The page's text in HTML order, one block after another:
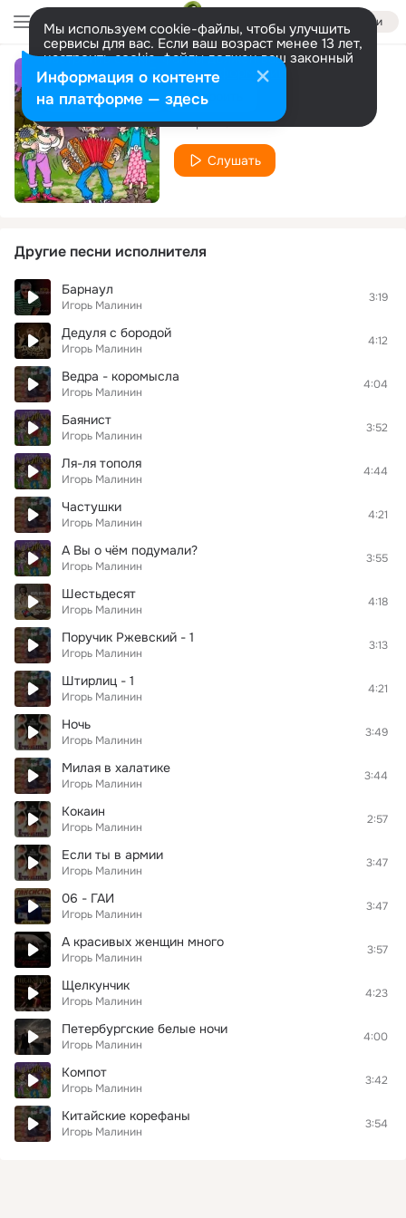
Войти
Мы используем cookie-файлы, чтобы улучшить
сервисы для вас. Если ваш возраст менее 13 лет,
настроить cookie-файлы должен ваш законный
представитель. Больше информации
Разрешить все Настроить
Штирлиц
Игорь Малинин
Слушать
Другие песни исполнителя
Барнаул
Игорь Малинин
3:19
Дедуля с бородой
Игорь Малинин
4:12
Ведра - коромысла
Игорь Малинин
4:04
Баянист
Игорь Малинин
3:52
Ля-ля тополя
Игорь Малинин
4:44
Частушки
Игорь Малинин
4:21
А Вы о чём подумали?
Игорь Малинин
3:55
Шестьдесят
Игорь Малинин
4:18
Поручик Ржевский - 1
Игорь Малинин
3:13
Штирлиц - 1
Игорь Малинин
4:21
Ночь
Игорь Малинин
3:49
Милая в халатике
Игорь Малинин
3:44
Кокаин
Игорь Малинин
2:57
Если ты в армии
Игорь Малинин
3:47
06 - ГАИ
Игорь Малинин
3:47
А красивых женщин много
Игорь Малинин
3:57
Щелкунчик
Игорь Малинин
4:23
Петербургские белые ночи
Игорь Малинин
4:00
Компот
Игорь Малинин
3:42
Китайские корефаны
Игорь Малинин
3:54
Информация о контенте
на платформе — здесь